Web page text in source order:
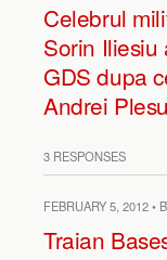
Celebrul
Sorin Iliesiu
GDS dupa
Andrei Plesu
3 RESPONSES
FEBRUARY 5, 2012 •
Traian